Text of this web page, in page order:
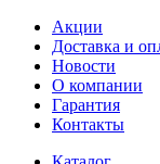
Акции
Доставка и
Новости
О компании
Гарантия
Контакты